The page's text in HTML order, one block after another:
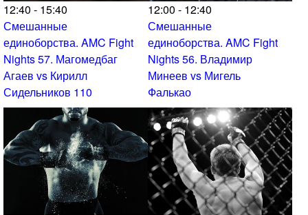
12:40 - 15:40
Смешанные
единоборства. AMC Fight
Nights 57. Магомедбаг
Агаев vs Кирилл
Сидельников 110
12:00 - 12:40
Смешанные
единоборства. AMC Fight
Nights 56. Владимир
Минеев vs Мигель
Фалькао